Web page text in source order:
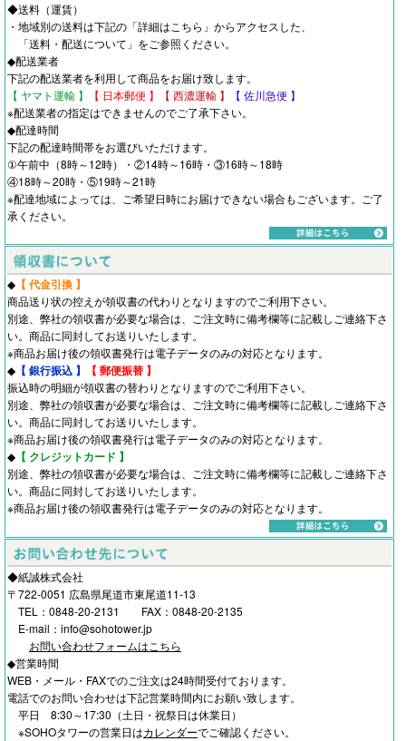
◆送料（運賃）
・地域別の送料は下記の「詳細はこちら」からアクセスした、
「送料・配送について 」をご参照ください。
◆配送業者
下記の配送業者を利用して商品をお届け致します。
【 ヤマト運輸 】
【 日本郵便 】 【 西濃運輸 】
【 佐川急便 】
※配送業者の指定はできませんのでご了承下さい。
◆配達時間
下記の配達時間帯をお選びいただけます。
①午前中（8時～12時）・②14時～16時・③16時～18時
④18時～20時・⑤19時～21時
※配達地域によっては、ご希望日時にお届けできない場合もございます。ご了
承ください。
◆ 【 代金引換 】
商品送り状の控えが領収書の代わりとなりますのでご利用下さい。
別途、弊社の領収書が必要な場合は、ご注文時に備考欄等に記載しご連絡下さ
い。商品に同封してお送りいたします。
※商品お届け後の領収書発行は電子データのみの対応となります。
◆ 【 銀行振込 】 【 郵便振替 】
振込時の明細が領収書の替わりとなりますのでご利用下さい。
別途、弊社の領収書が必要な場合は、ご注文時に備考欄等に記載しご連絡下さ
い。商品に同封してお送りいたします。
※商品お届け後の領収書発行は電子データのみの対応となります。
◆ 【 クレジットカード 】
別途、弊社の領収書が必要な場合は、ご注文時に備考欄等に記載しご連絡下さ
い。商品に同封してお送りいたします。
※商品お届け後の領収書発行は電子データのみの対応となります。
◆紙誠株式会社
〒722-0051 広島県尾道市東尾道11-13
TEL：0848-20-2131 FAX：0848-20-2135
E-mail：info@sohotower.jp
お問い合わせフォームはこちら
◆営業時間
WEB・メール・FAXでのご注文は24時間受付ております。
電話でのお問い合わせは下記営業時間内にお願い致します。
平日 8:30～17:30（土日・祝祭日は休業日）
※SOHOタワーの営業日はカレンダーでご確認ください。